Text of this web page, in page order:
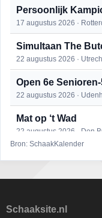
Persoonlijk
17 augustus 2026 ·
Simultaan The
22 augustus 2026 ·
Open 6e
22 augustus 2026 ·
Mat op ‘t Wad
22 augustus 2026 · Den
25 augustus 2026 ·
Bron: SchaakKalender
Schaaksite.nl